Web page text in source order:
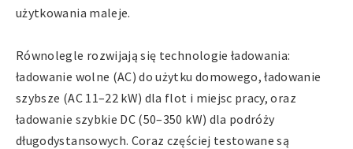
użytkowania maleje.
Równolegle rozwijają się technologie ładowania:
ładowanie wolne (AC) do użytku domowego, ładowanie
szybsze (AC 11–22 kW) dla flot i miejsc pracy, oraz
ładowanie szybkie DC (50–350 kW) dla podróży
długodystansowych. Coraz częściej testowane są